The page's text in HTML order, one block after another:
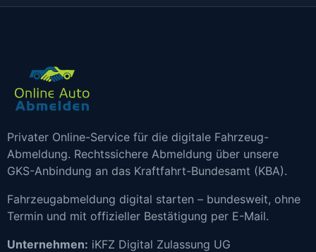
Privater Online-Service für die digitale Fahrzeug-
Abmeldung. Rechtssichere Abmeldung über unsere
GKS-Anbindung an das Kraftfahrt-Bundesamt (KBA).
Fahrzeugabmeldung digital starten – bundesweit, ohne
Termin und mit offizieller Bestätigung per E-Mail.
Unternehmen: iKFZ Digital Zulassung UG